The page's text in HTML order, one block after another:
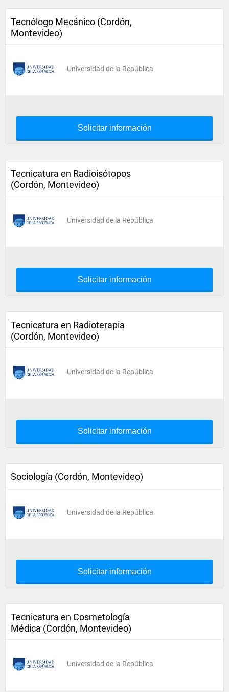
Tecnólogo Mecánico (Cordón,
Montevideo)
Universidad de la República
Solicitar información
Tecnicatura en Radioisótopos
(Cordón, Montevideo)
Universidad de la República
Solicitar información
Tecnicatura en Radioterapia
(Cordón, Montevideo)
Universidad de la República
Solicitar información
Sociología (Cordón, Montevideo)
Universidad de la República
Solicitar información
Tecnicatura en Cosmetología
Médica (Cordón, Montevideo)
Universidad de la República